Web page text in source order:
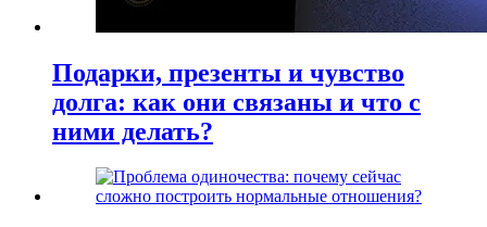
Подарки, презенты и чувство
долга: как они связаны и что с
ними делать?